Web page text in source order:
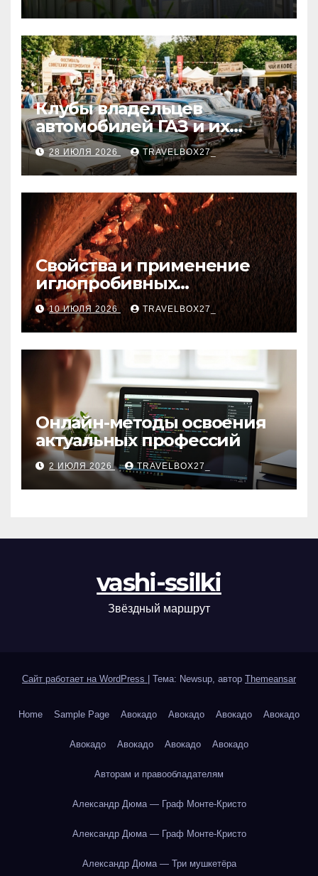
Клубы владельцев
автомобилей ГАЗ и их
мероприятия
28 ИЮЛЯ 2026 TRAVELBOX27_
Свойства и применение
иглопробивных
базальтовых огнеупорных
матов
10 ИЮЛЯ 2026 TRAVELBOX27_
Онлайн-методы освоения
актуальных профессий
2 ИЮЛЯ 2026 TRAVELBOX27_
vashi-ssilki
Звёздный маршрут
Сайт работает на WordPress Тема: Newsup, автор Themeansar
Home Sample Page Авокадо Авокадо Авокадо Авокадо
Авокадо Авокадо Авокадо Авокадо
Авторам и правообладателям
Александр Дюма — Граф Монте-Кристо
Александр Дюма — Граф Монте-Кристо
Александр Дюма — Три мушкетёра